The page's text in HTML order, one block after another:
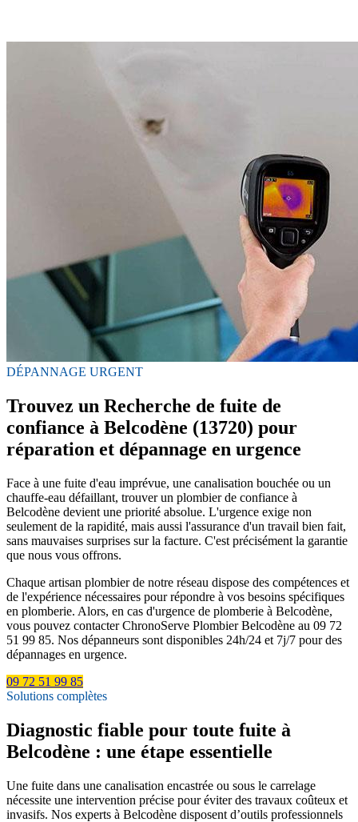
DÉPANNAGE URGENT
Trouvez un Recherche de fuite de
confiance à Belcodène (13720) pour
réparation et dépannage en urgence
Face à une fuite d'eau imprévue, une canalisation bouchée ou un
chauffe-eau défaillant, trouver un plombier de confiance à
Belcodène devient une priorité absolue. L'urgence exige non
seulement de la rapidité, mais aussi l'assurance d'un travail bien fait,
sans mauvaises surprises sur la facture. C'est précisément la garantie
que nous vous offrons.
Chaque artisan plombier de notre réseau dispose des compétences et
de l'expérience nécessaires pour répondre à vos besoins spécifiques
en plomberie. Alors, en cas d'urgence de plomberie à Belcodène,
vous pouvez contacter ChronoServe Plombier Belcodène au 09 72
51 99 85. Nos dépanneurs sont disponibles 24h/24 et 7j/7 pour des
dépannages en urgence.
09 72 51 99 85
Solutions complètes
Diagnostic fiable pour toute fuite à
Belcodène : une étape essentielle
Une fuite dans une canalisation encastrée ou sous le carrelage
nécessite une intervention précise pour éviter des travaux coûteux et
invasifs. Nos experts à Belcodène disposent d’outils professionnels